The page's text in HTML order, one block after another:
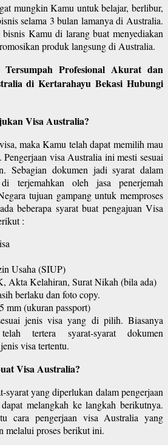
mungkin Kamu untuk belajar, berlibur,
selama 3 bulan lamanya di Australia.
Kamu di larang buat menyediakan
produk langsung di Australia.
Tersumpah Profesional Akurat dan
di Kertarahayu Bekasi Hubungi
Visa Australia?
maka Kamu telah dapat memilih mau
visa Australia ini mesti sesuai
Sebagian dokumen jadi syarat dalam
terjemahkan oleh jasa penerjemah
tujuan gampang untuk memproses
beberapa syarat buat pengajuan Visa
:
Usaha (SIUP)
Akta Kelahiran, Surat Nikah (bila ada)
berlaku dan foto copy.
mm (ukuran passport)
jenis visa yang di pilih. Biasanya
tertera syarat-syarat dokumen
visa tertentu.
Visa Australia?
syarat yang diperlukan dalam pengerjaan
melangkah ke langkah berikutnya.
cara pengerjaan visa Australia yang
melalui proses berikut ini.